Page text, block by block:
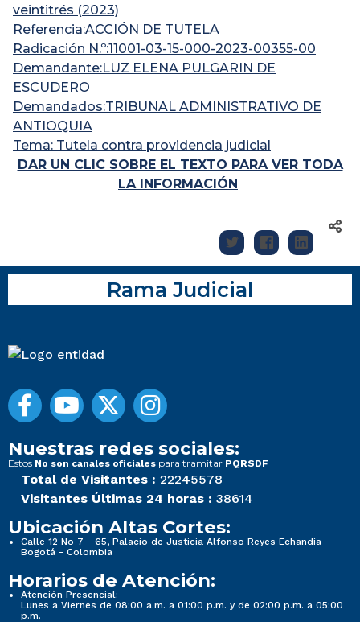
veintitrés (2023)
Referencia:ACCIÓN DE TUTELA
Radicación N.º:11001-03-15-000-2023-00355-00
Demandante:LUZ ELENA PULGARIN DE
ESCUDERO
Demandados:TRIBUNAL ADMINISTRATIVO DE
ANTIOQUIA
Tema: Tutela contra providencia judicial
DAR UN CLIC SOBRE EL TEXTO PARA VER TODA
LA INFORMACIÓN
Rama Judicial
Nuestras redes sociales:
Estos No son canales oficiales para tramitar PQRSDF
Total de Visitantes : 22245578
Visitantes Últimas 24 horas : 38614
Ubicación Altas Cortes:
Calle 12 No 7 - 65, Palacio de Justicia Alfonso Reyes Echandía
Bogotá - Colombia
Horarios de Atención:
Atención Presencial:
Lunes a Viernes de 08:00 a.m. a 01:00 p.m. y de 02:00 p.m. a 05:00
p.m.